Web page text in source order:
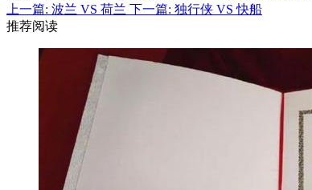
上一篇: 波兰 VS 荷兰 下一篇: 独行侠 VS 快船
推荐阅读